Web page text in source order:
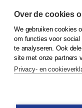
© 2026Koninklijke
Klantenservice
Service & informatie
Contact
Over de cookies
We gebruiken cookies
om functies voor social
te analyseren. Ook
site met onze partners
Privacy- en